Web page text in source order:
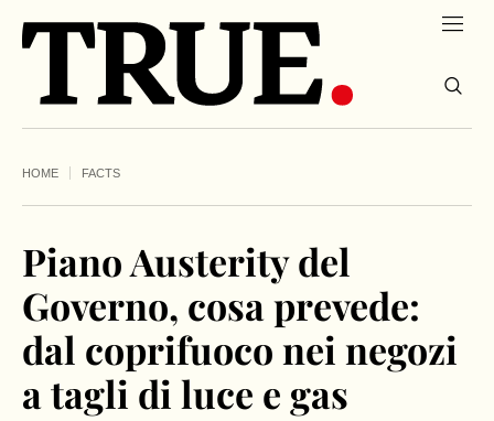
HOME FACTS
Piano Austerity del
Governo, cosa prevede:
dal coprifuoco nei negozi
a tagli di luce e gas